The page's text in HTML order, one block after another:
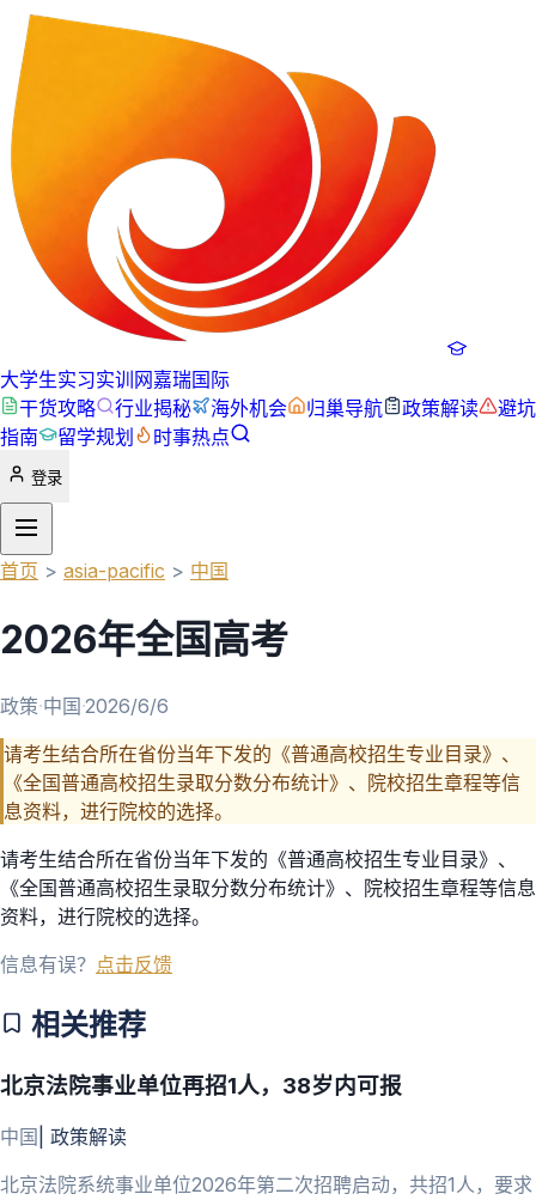
大学生实习实训网嘉瑞国际
干货攻略
行业揭秘 海外机会 归巢导航 政策解读
避坑
指南
留学规划 时事热点
登录
首页 > asia-pacific > 中国
2026年全国高考
政策·中国·2026/6/6
请考生结合所在省份当年下发的《普通高校招生专业目录》、
《全国普通高校招生录取分数分布统计》、院校招生章程等信
息资料，进行院校的选择。
请考生结合所在省份当年下发的《普通高校招生专业目录》、
《全国普通高校招生录取分数分布统计》、院校招生章程等信息
资料，进行院校的选择。
信息有误？ 点击反馈
相关推荐
北京法院事业单位再招1人，38岁内可报
中国 政策解读
北京法院系统事业单位2026年第二次招聘启动，共招1人，要求